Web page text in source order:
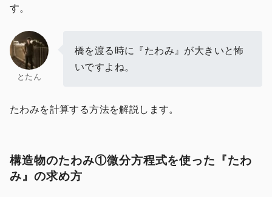
す。
とたん
橋を渡る時に『たわみ』が大きいと怖
いですよね。
たわみを計算する方法を解説します。
構造物のたわみ①微分方程式を使った『たわ
み』の求め方